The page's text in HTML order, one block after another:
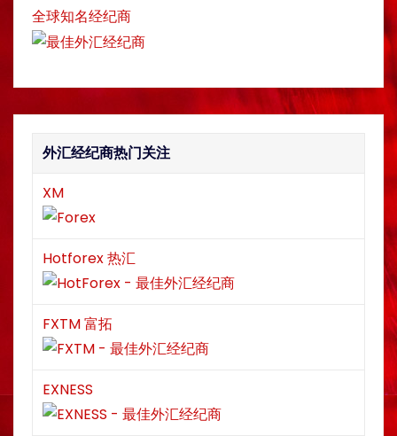
g
a
t
i
o
n
全球知名经纪商
外汇经纪商热门关注
XM
Hotforex 热汇
FXTM 富拓
EXNESS